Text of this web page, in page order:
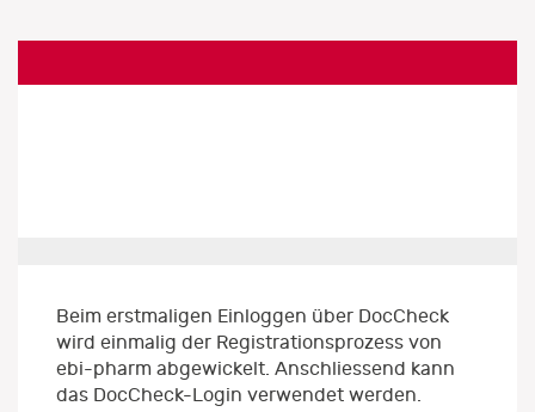
Beim erstmaligen Einloggen über DocCheck
wird einmalig der Registrationsprozess von
ebi-pharm abgewickelt. Anschliessend kann
das DocCheck-Login verwendet werden.